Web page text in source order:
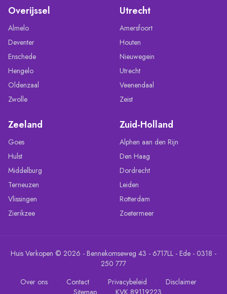
Overijssel
Almelo
Deventer
Enschede
Hengelo
Oldenzaal
Zwolle
Utrecht
Amersfoort
Houten
Nieuwegein
Utrecht
Veenendaal
Zeist
Zeeland
Goes
Hulst
Middelburg
Terneuzen
Vlissingen
Zierikzee
Zuid-Holland
Alphen aan den Rijn
Den Haag
Dordrecht
Leiden
Rotterdam
Zoetermeer
Huis Verkopen © 2026 - Bennekomseweg 43 - 6717LL - Ede - 0318 -
250 777
Over ons
• Contact • Privacybeleid • Disclaimer •
Sitemap • KVK 89119223